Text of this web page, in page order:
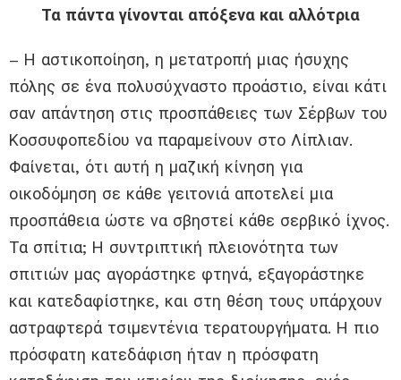
Τα πάντα γίνονται απόξενα και αλλότρια
– Η αστικοποίηση, η μετατροπή μιας ήσυχης
πόλης σε ένα πολυσύχναστο προάστιο, είναι κάτι
σαν απάντηση στις προσπάθειες των Σέρβων του
Κοσσυφοπεδίου να παραμείνουν στο Λίπλιαν.
Φαίνεται, ότι αυτή η μαζική κίνηση για
οικοδόμηση σε κάθε γειτονιά αποτελεί μια
προσπάθεια ώστε να σβηστεί κάθε σερβικό ίχνος.
Τα σπίτια; Η συντριπτική πλειονότητα των
σπιτιών μας αγοράστηκε φτηνά, εξαγοράστηκε
και κατεδαφίστηκε, και στη θέση τους υπάρχουν
αστραφτερά τσιμεντένια τερατουργήματα. Η πιο
πρόσφατη κατεδάφιση ήταν η πρόσφατη